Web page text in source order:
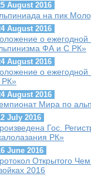
August 2016
на пик
August 2016
о ежегодной
ФА и С РК»
August 2016
о
August 2016
Мира по
July 2016
Гос.
РК»
June 2016
Открытого
2016